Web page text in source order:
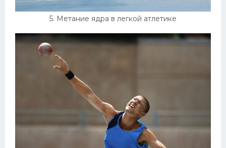
5. Метание ядра в легкой атлетике